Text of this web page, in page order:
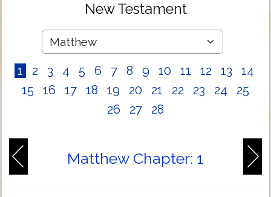
New Testament
1 2 3 4 5 6 7 8 9 10 11 12 13
14
15
16 17 18 19 20 21 22 23 24
25
26
27 28
Matthew Chapter: 1